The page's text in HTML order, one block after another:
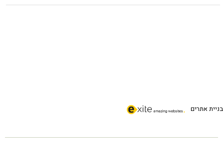
בניית אתרים